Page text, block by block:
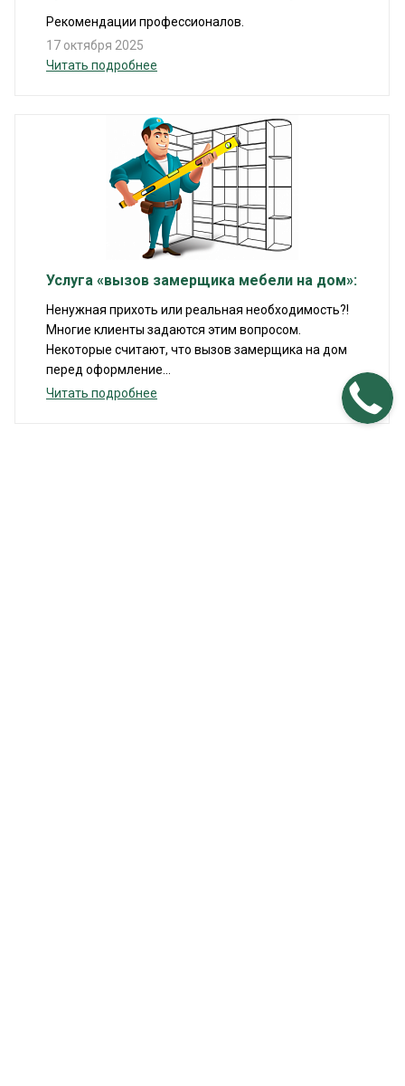
Рекомендации профессионалов.
17 октября 2025
Читать подробнее
Услуга «вызов замерщика мебели на дом»:
Ненужная прихоть или реальная необходимость?!
Многие клиенты задаются этим вопросом.
Некоторые считают, что вызов замерщика на дом
перед оформление...
Читать подробнее